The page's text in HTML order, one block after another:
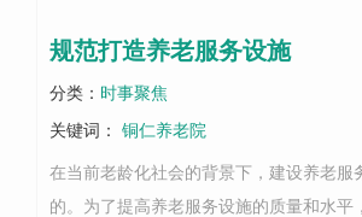
规范打造养老服务设施
分类： 时事聚焦
关键词：
铜仁养老院
在当前老龄化社会的背景下，建设养老服
的。为了提高养老服务设施的质量和水平